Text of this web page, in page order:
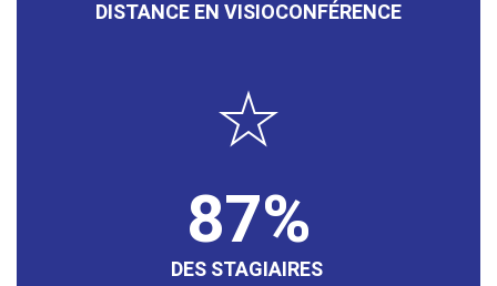
DISTANCE EN VISIOCONFÉRENCE
87
DES STAGIAIRES